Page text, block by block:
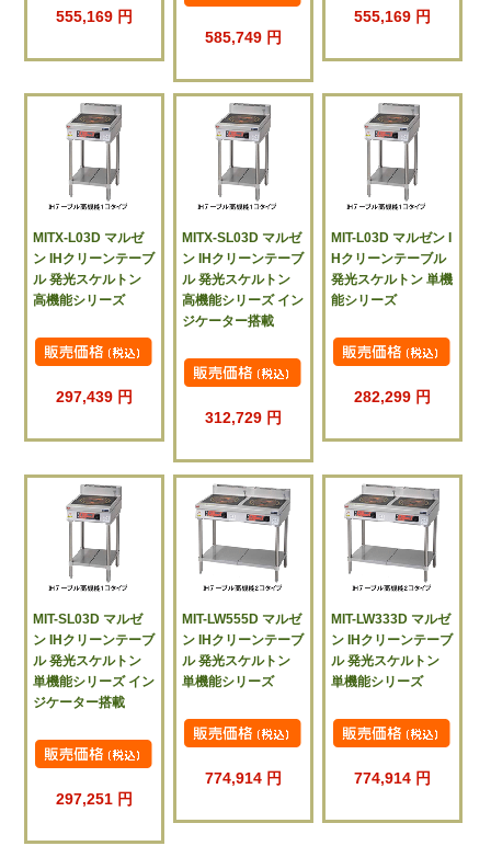
555,169 円
585,749 円
555,169 円
MITX-L03D マルゼ
ン IHクリーンテーブ
ル 発光スケルトン
高機能シリーズ
297,439 円
MITX-SL03D マルゼ
ン IHクリーンテーブ
ル 発光スケルトン
高機能シリーズ イン
ジケーター搭載
312,729 円
MIT-L03D マルゼン I
Hクリーンテーブル
発光スケルトン 単機
能シリーズ
282,299 円
MIT-SL03D マルゼ
ン IHクリーンテーブ
ル 発光スケルトン
単機能シリーズ イン
ジケーター搭載
297,251 円
MIT-LW555D マルゼ
ン IHクリーンテーブ
ル 発光スケルトン
単機能シリーズ
774,914 円
MIT-LW333D マルゼ
ン IHクリーンテーブ
ル 発光スケルトン
単機能シリーズ
774,914 円